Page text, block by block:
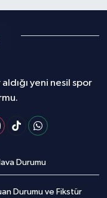
yeni nesil spor
Durumu
Durumu ve Fikstür